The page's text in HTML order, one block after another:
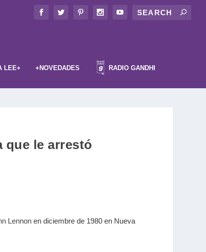
LEE+ +NOVEDADES RADIO GANDHI
que le arrestó
Lennon en diciembre de 1980 en Nueva